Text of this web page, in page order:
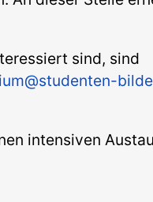
sind, sind
intensiven